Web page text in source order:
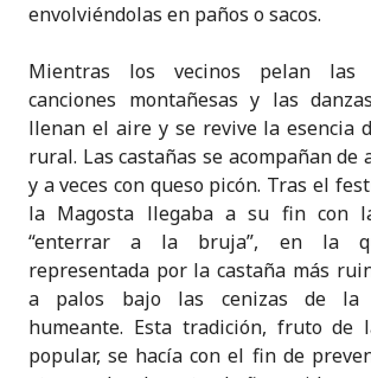
envolviéndolas en paños o sacos.
Mientras los vecinos pelan las
canciones montañesas y las
llenan el aire y se revive la esencia
rural. Las castañas se acompañan de
y a veces con queso picón. Tras el
la Magosta llegaba a su fin con
“enterrar a la bruja”, en la
representada por la castaña más
a palos bajo las cenizas de la
humeante. Esta tradición, fruto de
popular, se hacía con el fin de